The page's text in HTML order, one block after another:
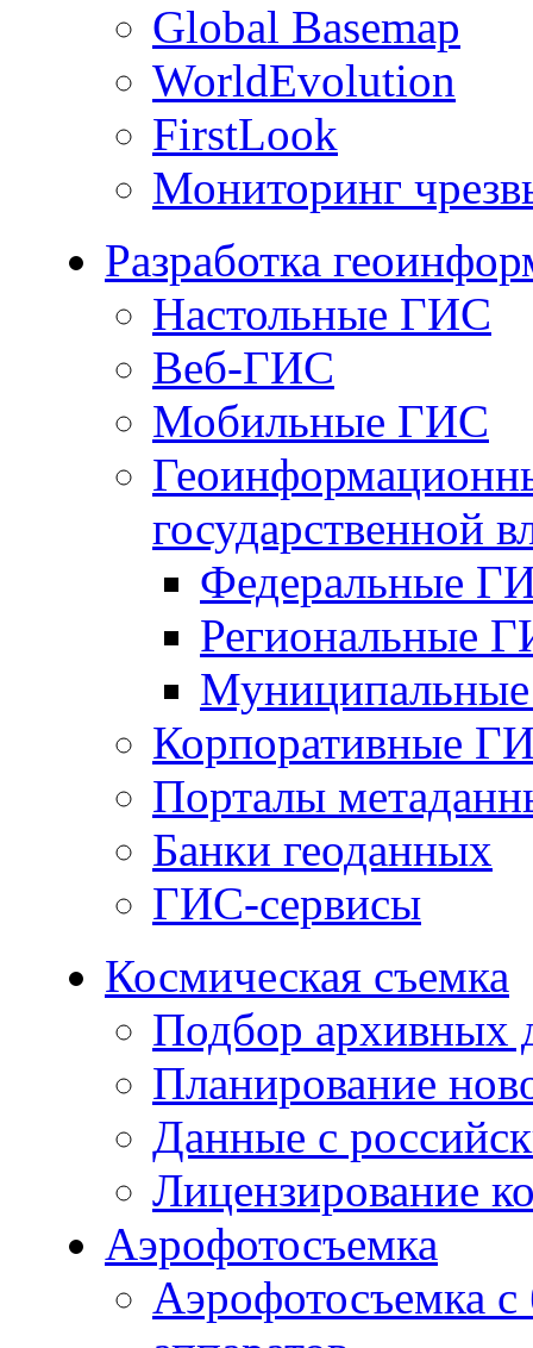
Global Basemap
WorldEvolution
FirstLook
Мониторинг
Разработка
Настольные ГИС
Веб-ГИС
Мобильные ГИС
государственной
Федеральные
Региональные
Корпоративные
Порталы
Банки геоданных
ГИС-сервисы
Космическая съемка
Подбор архивных
Планирование
Данные с
Лицензирование
Аэрофотосъемка
Аэрофотосъемка с